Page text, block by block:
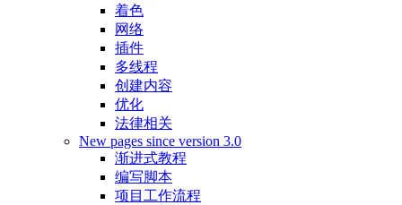
着色
网络
插件
多线程
创建内容
优化
法律相关
New pages since version 3.0
渐进式教程
编写脚本
项目工作流程